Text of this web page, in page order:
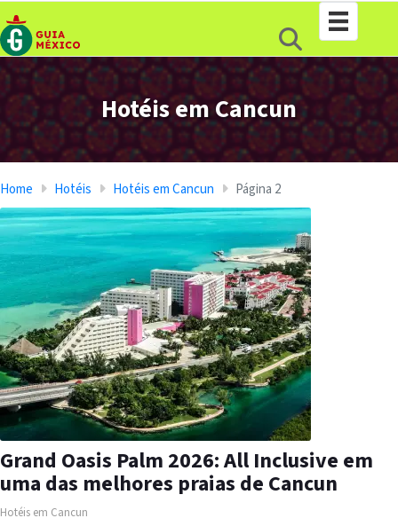
Hotéis em Cancun
Home Hotéis Hotéis em Cancun Página 2
Grand Oasis Palm 2026: All Inclusive em
uma das melhores praias de Cancun
Hotéis em Cancun